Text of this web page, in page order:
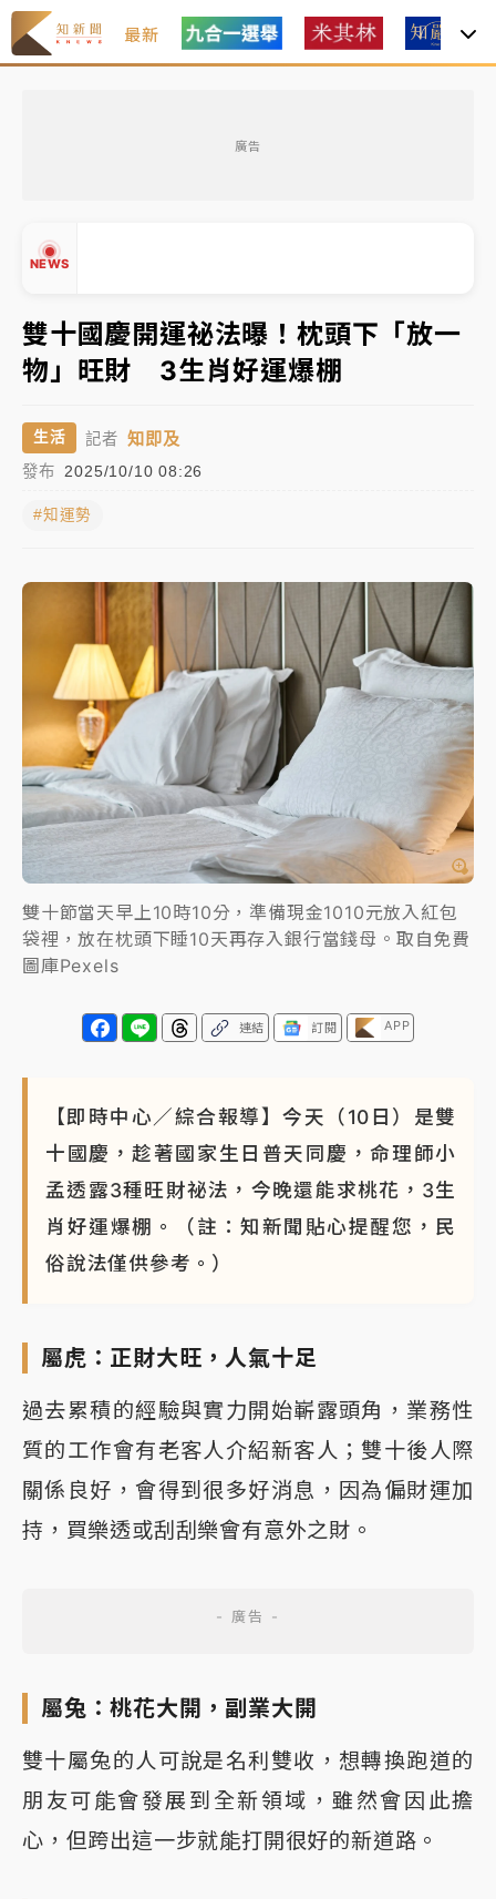
最新
廣告
NEWS
《知新聞》揭「運科計畫」人體實驗黑幕 運動部不追
究！遭監委質疑
台股處置新制明天上路 4大鬆綁一次看
周末精選｜
鎢業董座離奇命喪豪宅！檢警3方向追出前
白海豚瘦身！中部以北防劇烈降水 本周天氣展望「多
雨不穩定」
《知新聞》揭「運科計畫」人體實驗黑幕 運動部不追
究！遭監委質疑
台股處置新制明天上路 4大鬆綁一次看
周末精選｜
鎢業董座離奇命喪豪宅！檢警3方向追出前
員工犯案 破案關鍵曝
雙十國慶開運祕法曝！枕頭下「放一
物」旺財 3生肖好運爆棚
生活 記者 知即及
發布 2025/10/10 08:26
#知運勢
雙十節當天早上10時10分，準備現金1010元放入紅包
袋裡，放在枕頭下睡10天再存入銀行當錢母。取自免費
圖庫Pexels
連結 訂閱 APP
【即時中心／綜合報導】今天（10日）是雙
十國慶，趁著國家生日普天同慶，命理師小
孟透露3種旺財祕法，今晚還能求桃花，3生
肖好運爆棚。（註：知新聞貼心提醒您，民
俗說法僅供參考。）
屬虎：正財大旺，人氣十足
過去累積的經驗與實力開始嶄露頭角，業務性
質的工作會有老客人介紹新客人；雙十後人際
關係良好，會得到很多好消息，因為偏財運加
持，買樂透或刮刮樂會有意外之財。
屬兔：桃花大開，副業大開
雙十屬兔的人可說是名利雙收，想轉換跑道的
朋友可能會發展到全新領域，雖然會因此擔
心，但跨出這一步就能打開很好的新道路。